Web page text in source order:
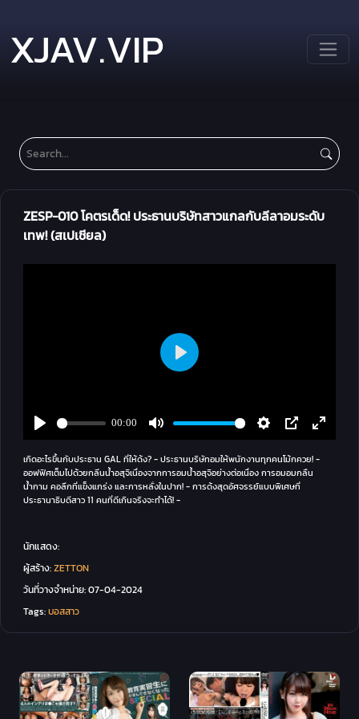
XJAV.VIP
ZESP-010 โคตรเด็ด! ประธานบริษัทสาวแกลกับลีลาอมระดับ
เทพ! (สเปเชียล)
เกิดอะไรขึ้นกับประธาน GAL ที่ให้ด้ง? - ประธานบริษัทอมให้พนักงานทุกคนโม้กควย! -
ออฟฟิศเต็มไปด้วยกลิ่นน้ำอสุจิเนื่องจากการอมน้ำอสุจิอย่างต่อเนื่อง การอมอมกลืน
น้ำกาม คอลึกที่แข็งแกร่ง และการหลั่งในปาก! - การด้งสุดอัศจรรย์แบบพิเศษที่
ประธานาธิบดีสาว 11 คนที่ดีเกินจริงจะทำได้! -
นักแสดง:
ผู้สร้าง:ZETTON
วันที่วางจำหน่าย:07-04-2024
Tags:บอสสาว